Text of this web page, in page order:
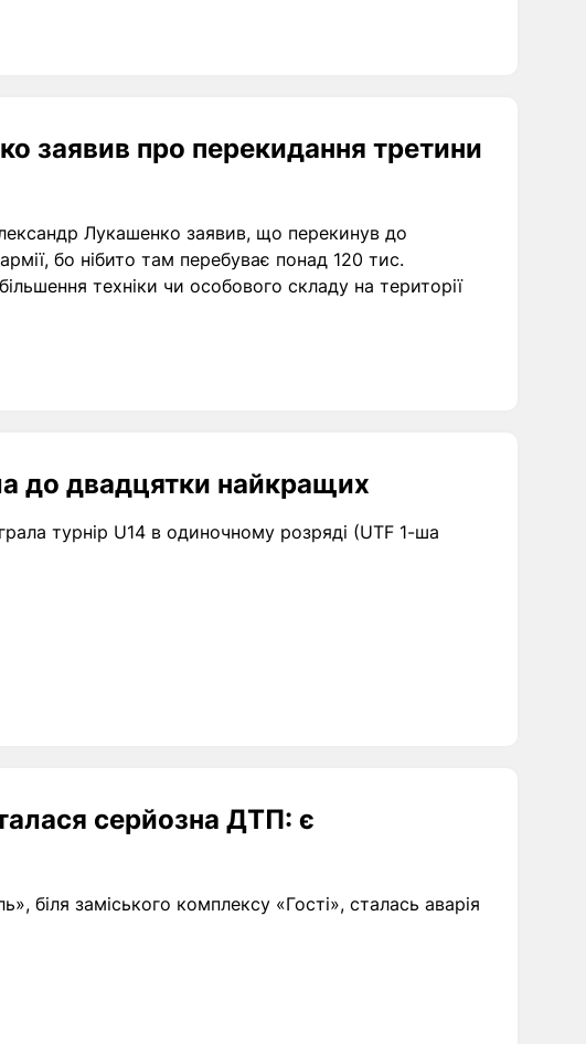
заявив про перекидання третини
Лукашенко заявив, що перекинув до
бо нібито там перебуває понад 120 тис.
техніки чи особового складу на території
до двадцятки найкращих
турнір U14 в одиночному розряді (UTF 1-ша
серйозна ДТП: є
біля заміського комплексу «Гості», сталась аварія